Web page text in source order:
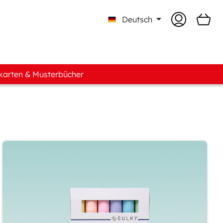
Deutsch
& Musterbücher